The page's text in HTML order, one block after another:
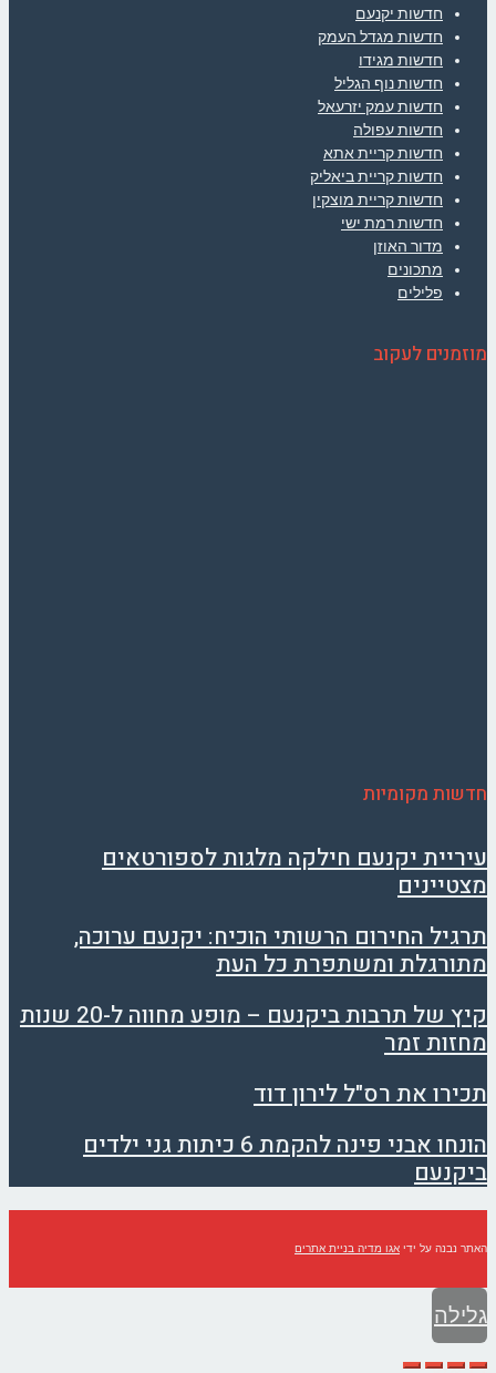
חדשות יקנעם
חדשות מגדל העמק
חדשות מגידו
חדשות נוף הגליל
חדשות עמק יזרעאל
חדשות עפולה
חדשות קריית אתא
חדשות קריית ביאליק
חדשות קריית מוצקין
חדשות רמת ישי
מדור האוזן
מתכונים
פלילים
מוזמנים לעקוב
חדשות מקומיות
עיריית יקנעם חילקה מלגות לספורטאים
מצטיינים
תרגיל החירום הרשותי הוכיח: יקנעם ערוכה,
מתורגלת ומשתפרת כל העת
קיץ של תרבות ביקנעם – מופע מחווה ל-20 שנות
מחזות זמר
תכירו את רס"ל לירון דוד
הונחו אבני פינה להקמת 6 כיתות גני ילדים
ביקנעם
האתר נבנה על ידי אגו מדיה בניית אתרים
גלילה